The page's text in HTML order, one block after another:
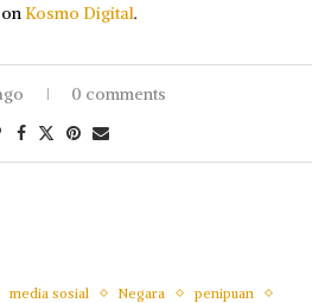
Kosmo Digital.
0 comments
media sosial Negara
penipuan